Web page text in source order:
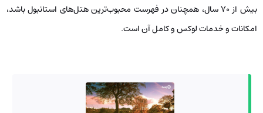
بیش از ۷۰ سال، همچنان در فهرست محبوب‌ترین هتل‌های استانبول باشد،
امکانات و خدمات لوکس و کامل آن است.